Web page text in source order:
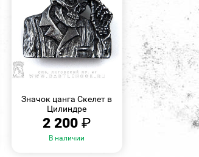
Значок цанга Скелет в
Цилиндре
2 200₽
В наличии